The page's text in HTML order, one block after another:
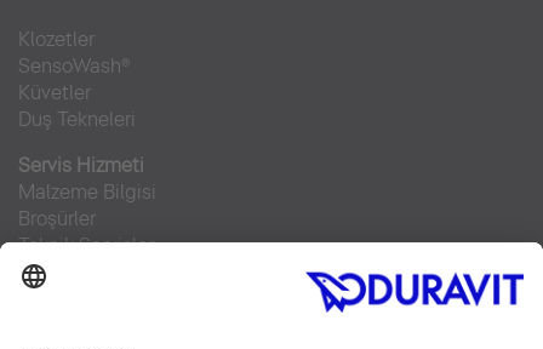
Klozetler
SensoWash®
Küvetler
Duş Tekneleri
Servis Hizmeti
Malzeme Bilgisi
Broşürler
Teknik Servisler
Sıkça sorulan sorular